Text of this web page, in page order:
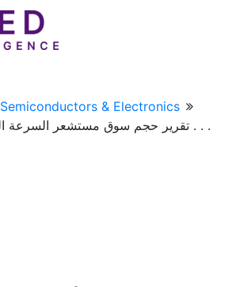
Semiconductors & Electronics
تقرير حجم سوق مستشعر السرعة الرقمي لتأثير هول، وا . . .